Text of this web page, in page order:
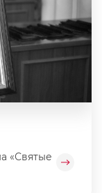
«Святые